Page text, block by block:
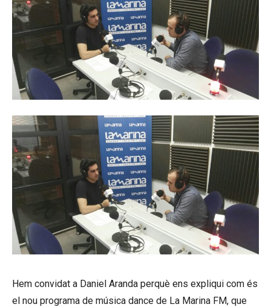
Hem convidat a Daniel Aranda perquè ens expliqui com és
el nou programa de música dance de La Marina FM, que